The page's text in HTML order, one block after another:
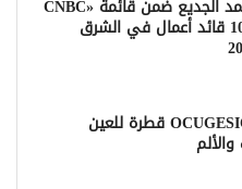
اختيار الدكتور أحمد الجديع ضمن قائمة «CNBC
عربية» لأفضل 100 قائد أعمال في الشرق
أوكيوجيسك – OCUGESIC قطرة للعين